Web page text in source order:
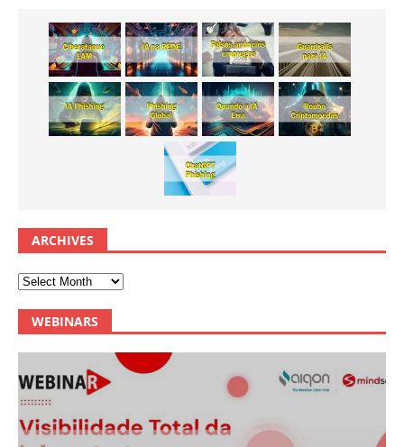
ARCHIVES
WEBINARS